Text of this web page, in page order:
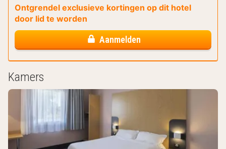
Ontgrendel exclusieve kortingen op dit hotel
door lid te worden
Aanmelden
Kamers